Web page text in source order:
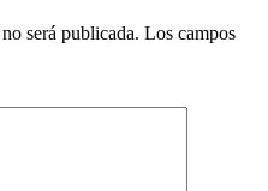
será publicada. Los campos